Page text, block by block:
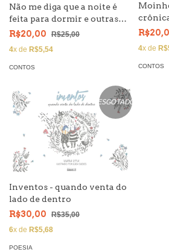
Não me diga que a noite é
feita para dormir e outras
histórias - Aurélio Mendes
R$20,00
R$25,00
4x de R$5,54
CONTOS
4x de
CONTOS
ESGOTADO
Inventos - quando venta do
lado de dentro
R$30,00
R$35,00
6x de R$5,68
POESIA